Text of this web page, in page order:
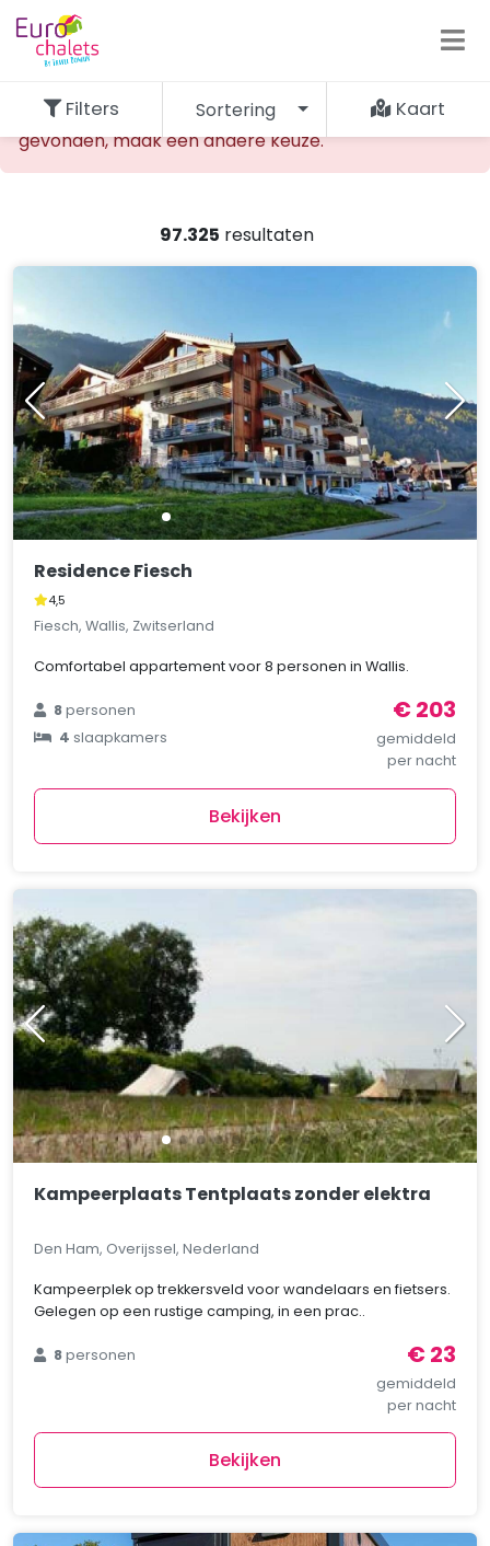
De opgevraagde accommodatie kan niet worden
gevonden, maak een andere keuze.
97.325 resultaten
Filters Sortering Kaart
Residence Fiesch
4,5
Fiesch, Wallis, Zwitserland
Comfortabel appartement voor 8 personen in Wallis.
8personen
4slaapkamers
€ 203
gemiddeld
per nacht
Bekijken
Kampeerplaats Tentplaats zonder elektra
Den Ham, Overijssel, Nederland
Kampeerplek op trekkersveld voor wandelaars en fietsers.
Gelegen op een rustige camping, in een prac..
8personen € 23
gemiddeld
per nacht
Bekijken